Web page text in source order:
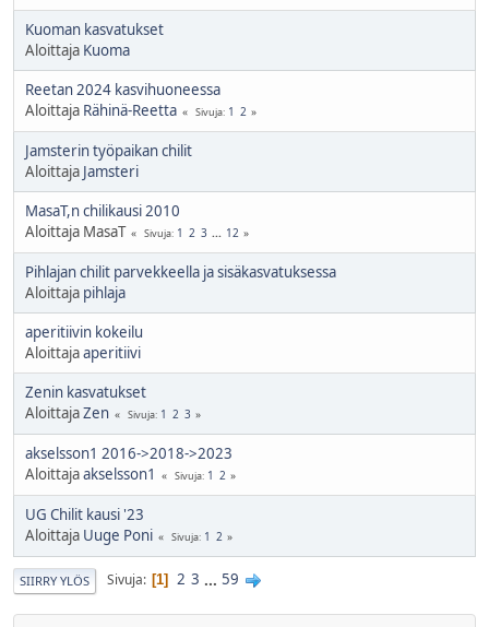
Kuoman kasvatukset
Aloittaja Kuoma
Reetan 2024 kasvihuoneessa
Aloittaja Rähinä-Reetta Sivuja 1 2
Jamsterin työpaikan chilit
Aloittaja Jamsteri
MasaT,n chilikausi 2010
Aloittaja MasaT
Sivuja 1 2 3 ... 12
Pihlajan chilit parvekkeella ja sisäkasvatuksessa
Aloittaja pihlaja
aperitiivin kokeilu
Aloittajaaperitiivi
Zenin kasvatukset
AloittajaZen Sivuja 1 2 3
akselsson1 2016->2018->2023
Aloittajaakselsson1 Sivuja 1 2
UG Chilit kausi '23
Aloittaja Uuge Poni Sivuja 1 2
SIIRRY YLÖS Sivuja 1 2 3 ... 59